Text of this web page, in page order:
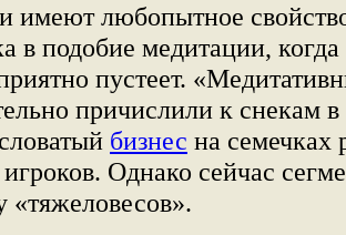
имеют любопытное
в подобие медитации,
пустеет.
причислили к снекам
бизнес на семечках
Однако сейчас
«тяжеловесов».